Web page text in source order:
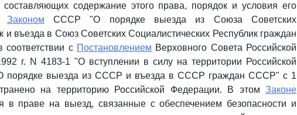
составляющих содержание этого права, порядок и условия его
Законом СССР "О порядке выезда из Союза Советских
и въезда в Союз Советских Социалистических Республик граждан
с Постановлением Верховного Совета Российской
г. N 4183-1 "О вступлении в силу на территории Российской
порядке выезда из СССР и въезда в СССР граждан СССР" с 1
на территорию Российской Федерации. В этом Законе
в праве на выезд, связанные с обеспечением безопасности и